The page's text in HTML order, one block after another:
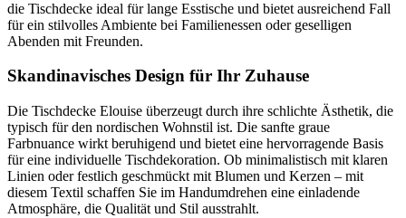
die Tischdecke ideal für lange Esstische und bietet ausreichend Fall
für ein stilvolles Ambiente bei Familienessen oder geselligen
Abenden mit Freunden.
Skandinavisches Design für Ihr Zuhause
Die Tischdecke Elouise überzeugt durch ihre schlichte Ästhetik, die
typisch für den nordischen Wohnstil ist. Die sanfte graue
Farbnuance wirkt beruhigend und bietet eine hervorragende Basis
für eine individuelle Tischdekoration. Ob minimalistisch mit klaren
Linien oder festlich geschmückt mit Blumen und Kerzen – mit
diesem Textil schaffen Sie im Handumdrehen eine einladende
Atmosphäre, die Qualität und Stil ausstrahlt.